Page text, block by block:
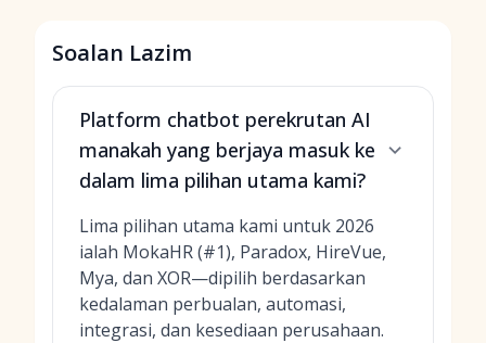
Soalan Lazim
Platform chatbot perekrutan AI
manakah yang berjaya masuk ke
dalam lima pilihan utama kami?
Lima pilihan utama kami untuk 2026
ialah MokaHR (#1), Paradox, HireVue,
Mya, dan XOR—dipilih berdasarkan
kedalaman perbualan, automasi,
integrasi, dan kesediaan perusahaan.